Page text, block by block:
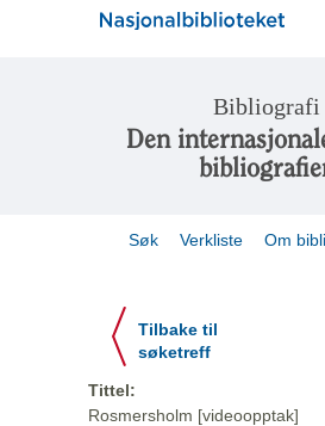
Bibliografi
Den
Søk Verkliste Om
Tilbake til
søketreff
Tittel:
Rosmersholm [videoopptak]